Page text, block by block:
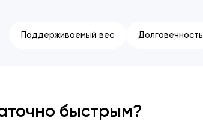
Поддерживаемый вес Долговечность
быстрым?